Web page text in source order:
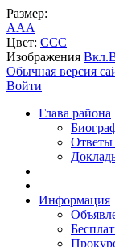
Размер:
AAA
Цвет: CCC
Изображения Вкл.
Обычная версия
Войти
Глава района
Ответы
Информация